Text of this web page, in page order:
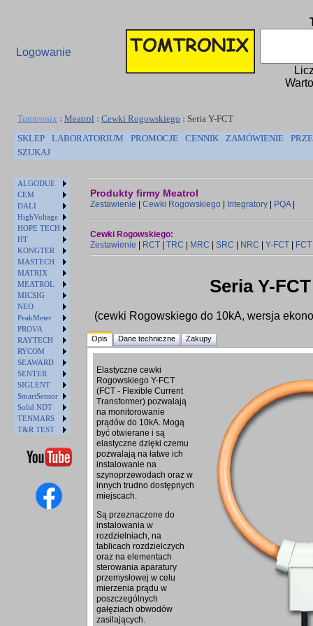
Logowanie
Tomtronix : Meatrol : Cewki Rogowskiego : Seria Y-FCT
SKLEP
LABORATORIUM PROMOCJE CENNIK ZAMÓWIENIE
SZUKAJ
ALGODUE
CEM
DALI
HighVoltage
HOPE TECH
HT
KONGTER
MASTECH
MATRIX
MEATROL
MICSIG
NEO
PeakMeter
PROVA
RAYTECH
RYCOM
SEAWARD
SENTER
SIGLENT
SmartSensor
Solid NDT
TENMARS
T&R TEST
Produkty firmy Meatrol
Zestawienie Cewki Rogowskiego Integratory PQA|
Cewki Rogowskiego:
Zestawienie
RCT TRC MRC SRC NRC Y-FCT FCT
Seria Y-FCT
(cewki Rogowskiego do 10kA, wersja
Opis Dane techniczne Zakupy
Elastyczne cewki
Rogowskiego Y-FCT
(FCT - Flexible Current
Transformer) pozwalają
na monitorowanie
prądów do 10kA. Mogą
być otwierane i są
elastyczne dzięki czemu
pozwalają na łatwe ich
instalowanie na
szynoprzewodach oraz w
innych trudno dostępnych
miejscach.
Są przeznaczone do
instalowania w
rozdzielniach, na
tablicach rozdzielczych
oraz na elementach
sterowania aparatury
przemysłowej w celu
mierzenia prądu w
poszczególnych
gałęziach obwodów
zasilających.